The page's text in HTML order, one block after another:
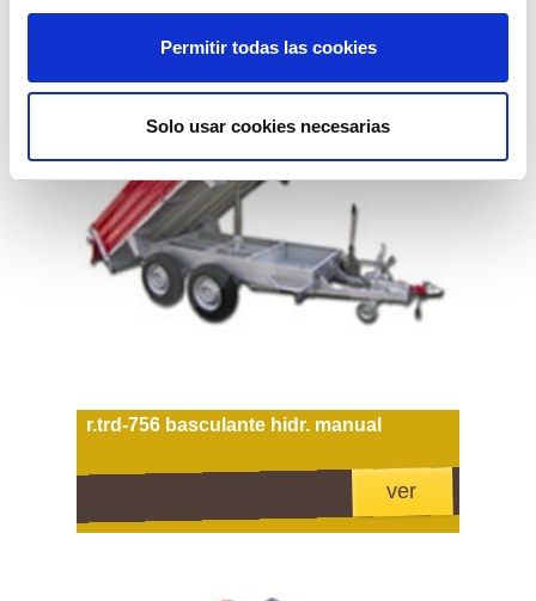
Permitir todas las cookies
Solo usar cookies necesarias
r.trd-756 basculante hidr. manual
ver